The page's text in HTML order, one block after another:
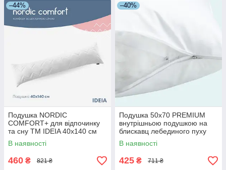
–44%
Подушка NORDIC
COMFORT+ для відпочинку
та сну ТМ IDEIA 40х140 см
біла
В наявності
460 ₴ 821 ₴
–40%
Подушка 50x70 PREMIUM
внутрішньою подушкою на
блискавц лебединого пуху
В наявності
425 ₴ 711 ₴